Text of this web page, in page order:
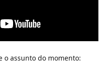
o assunto do momento: